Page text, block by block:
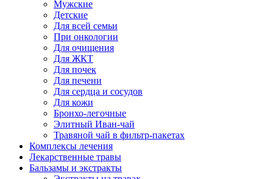
Мужские
Детские
Для всей семьи
При онкологии
Для очищения
Для ЖКТ
Для почек
Для печени
Для сердца и сосудов
Для кожи
Бронхо-легочные
Элитный Иван-чай
Травяной чай в фильтр-пакетах
Комплексы лечения
Лекарственные травы
Бальзамы и экстракты